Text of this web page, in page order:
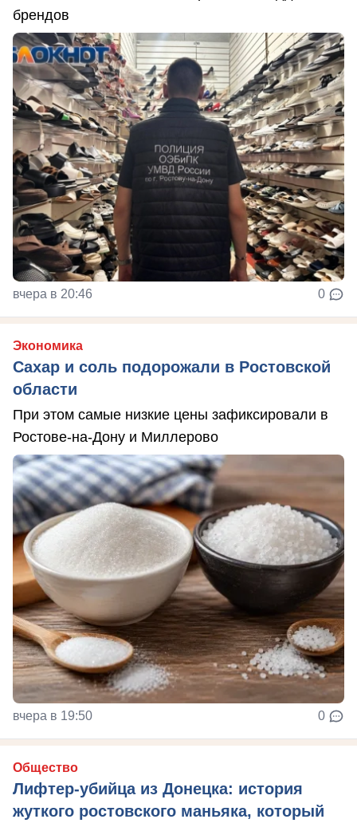
брендов
вчера в 20:46 0
Экономика
Сахар и соль подорожали в Ростовской
области
При этом самые низкие цены зафиксировали в
Ростове-на-Дону и Миллерово
вчера в 19:50 0
Общество
Лифтер-убийца из Донецка: история
жуткого ростовского маньяка, который